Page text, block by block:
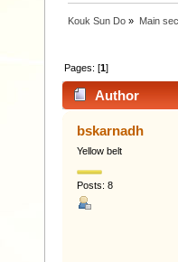
Kouk Sun Do » Main
Pages: [1]
Author
bskarnadh
Yellow belt
Posts: 8